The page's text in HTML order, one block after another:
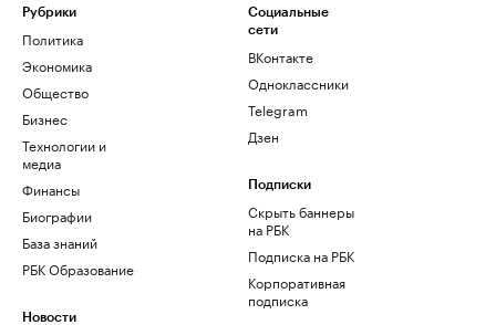
Рубрики
Политика
Экономика
Общество
Бизнес
Технологии и
медиа
Финансы
Биографии
База знаний
РБК Образование
Новости
Социальные
сети
ВКонтакте
Одноклассники
Telegram
Дзен
Подписки
Скрыть баннеры
на РБК
Подписка на РБК
Корпоративная
подписка